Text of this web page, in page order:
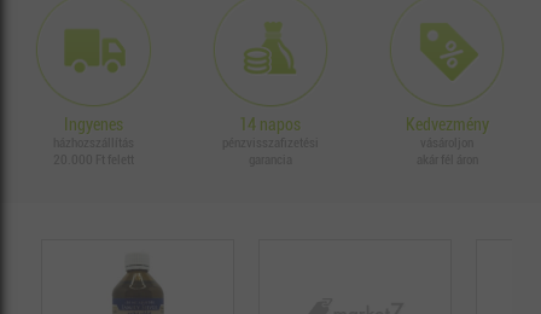
Ingyenes 14 napos Kedvezmény